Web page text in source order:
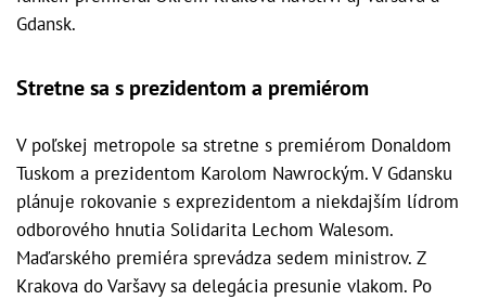
Gdansk.
Stretne sa s prezidentom a premiérom
V poľskej metropole sa stretne s premiérom Donaldom
Tuskom a prezidentom Karolom Nawrockým. V Gdansku
plánuje rokovanie s exprezidentom a niekdajším lídrom
odborového hnutia Solidarita Lechom Walesom.
Maďarského premiéra sprevádza sedem ministrov. Z
Krakova do Varšavy sa delegácia presunie vlakom. Po